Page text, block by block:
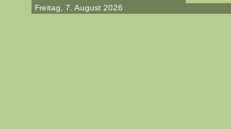
Freitag, 7. August 2026